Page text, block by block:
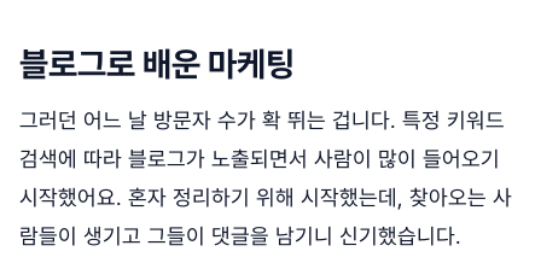
블로그로 배운 마케팅
그러던 어느 날 방문자 수가 확 뛰는 겁니다. 특정 키워드
검색에 따라 블로그가 노출되면서 사람이 많이 들어오기
시작했어요. 혼자 정리하기 위해 시작했는데, 찾아오는 사
람들이 생기고 그들이 댓글을 남기니 신기했습니다.